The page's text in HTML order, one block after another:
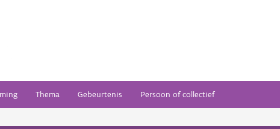
Thema Gebeurtenis Persoon of collectief